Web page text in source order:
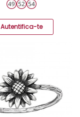
Autentifica-te